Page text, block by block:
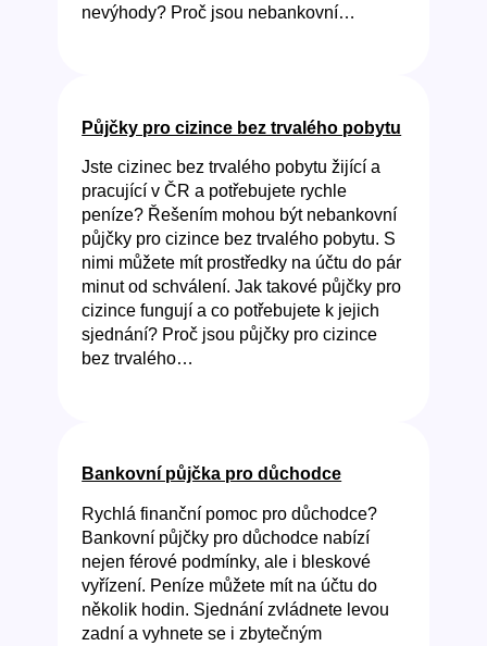
nevýhody? Proč jsou nebankovní…
Půjčky pro cizince bez trvalého pobytu
Jste cizinec bez trvalého pobytu žijící a
pracující v ČR a potřebujete rychle
peníze? Řešením mohou být nebankovní
půjčky pro cizince bez trvalého pobytu. S
nimi můžete mít prostředky na účtu do pár
minut od schválení. Jak takové půjčky pro
cizince fungují a co potřebujete k jejich
sjednání? Proč jsou půjčky pro cizince
bez trvalého…
Bankovní půjčka pro důchodce
Rychlá finanční pomoc pro důchodce?
Bankovní půjčky pro důchodce nabízí
nejen férové podmínky, ale i bleskové
vyřízení. Peníze můžete mít na účtu do
několik hodin. Sjednání zvládnete levou
zadní a vyhnete se i zbytečným